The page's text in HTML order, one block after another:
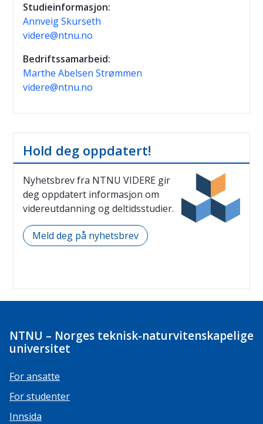
Studieinformasjon:
Annveig Skurseth
videre@ntnu.no
Bedriftssamarbeid:
Marthe Abelsen Strømmen
videre@ntnu.no
Hold deg oppdatert!
Nyhetsbrev fra NTNU VIDERE gir
deg oppdatert informasjon om
videreutdanning og deltidsstudier.
Meld deg på nyhetsbrev
NTNU – Norges teknisk-naturvitenskapelige
universitet
For ansatte
For studenter
Innsida